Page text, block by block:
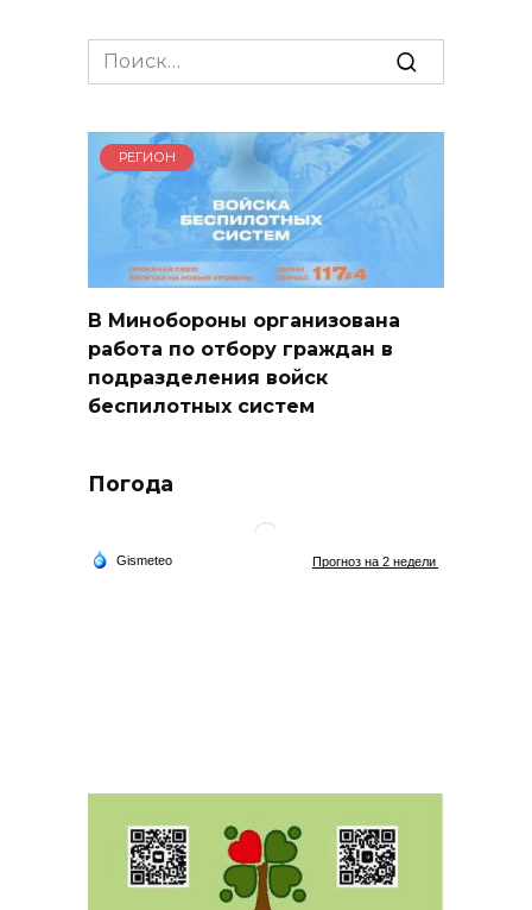
Search
for:
РЕГИОН
В Минобороны организована
работа по отбору граждан в
подразделения войск
беспилотных систем
Погода